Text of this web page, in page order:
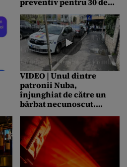
preventiv pentru 30 de
zile
VIDEO | Unul dintre
patronii Nuba,
înjunghiat de către un
bărbat necunoscut.
victima mai multe zile